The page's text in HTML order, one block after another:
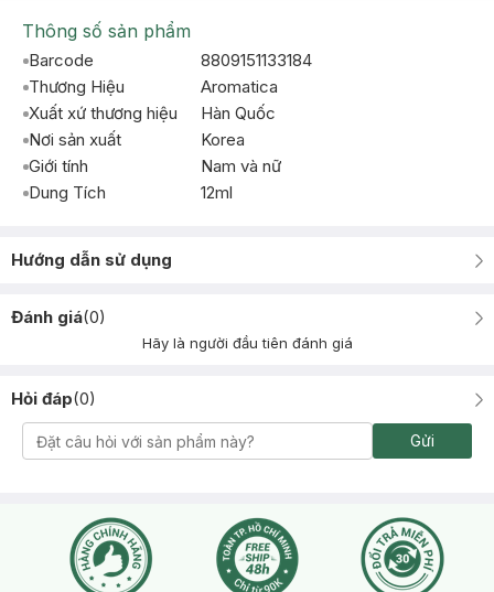
Thông số sản phẩm
Barcode
8809151133184
Thương Hiệu
Aromatica
Xuất xứ thương hiệu
Hàn Quốc
Nơi sản xuất
Korea
Giới tính
Nam và nữ
Dung Tích
12ml
Hướng dẫn sử dụng
Đánh giá(0)
Hãy là người đầu tiên đánh giá
Hỏi đáp(0)
Gửi